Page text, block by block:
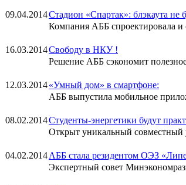
09.04.2014Стадион «Спартак»: блэкаута не
Компания АББ спроектировала и
16.03.2014Свободу в НКУ !
Решение АББ сэкономит
12.03.2014«Умный дом» в смартфоне:
АББ выпустила мобильное
08.02.2014Студенты-энергетики будут
Открыт уникальный
04.02.2014АББ стала резидентом ОЭЗ
Экспертный совет